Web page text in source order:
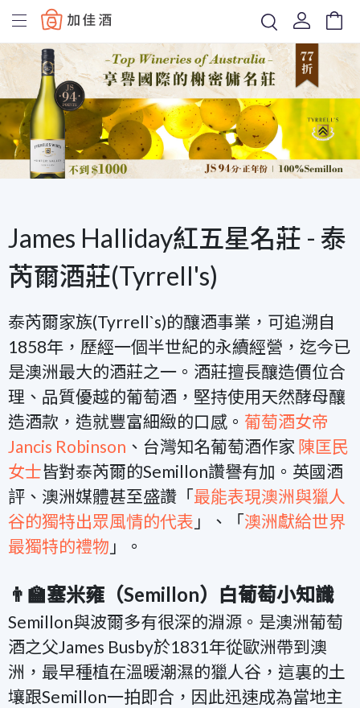
Baccus
James Halliday紅五星名莊 - 泰
芮爾酒莊(Tyrrell's)
泰芮爾家族(Tyrrell`s)的釀酒事業，可追溯自
1858年，歷經一個半世紀的永續經營，迄今已
是澳洲最大的酒莊之一。酒莊擅長釀造價位合
理、品質優越的葡萄酒，堅持使用天然酵母釀
造酒款，造就豐富細緻的口感。 葡萄酒女帝
Jancis Robinson 、台灣知名葡萄酒作家 陳匡民
女士皆對泰芮爾的Semillon讚譽有加。英國酒
評、澳洲媒體甚至盛讚「最能表現澳洲與獵人
谷的獨特出眾風情的代表 」、 「澳洲獻給世界
最獨特的禮物 」。
👨‍🏫塞米雍 （Semillon）白葡萄小知識
Semillon與波爾多有很深的淵源。是澳洲葡萄
酒之父James Busby於1831年從歐洲帶到澳
洲，最早種植在溫暖潮濕的獵人谷，這裏的土
壤跟Semillon一拍即合，因此迅速成為當地主